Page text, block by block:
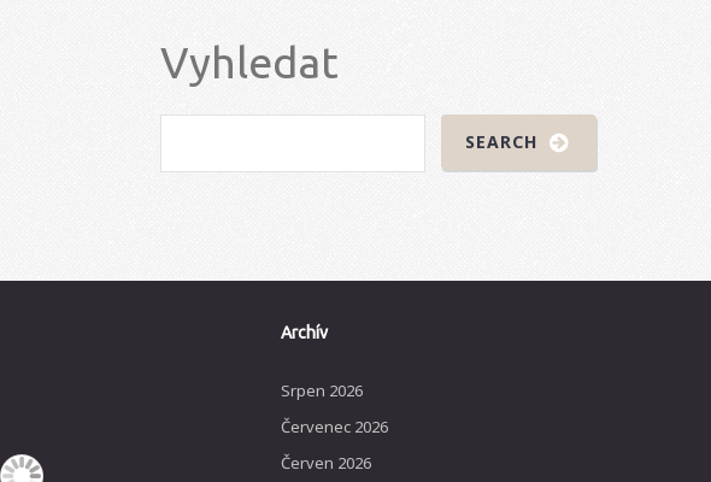
Vyhledat
Archív
Srpen 2026
Červenec 2026
Červen 2026